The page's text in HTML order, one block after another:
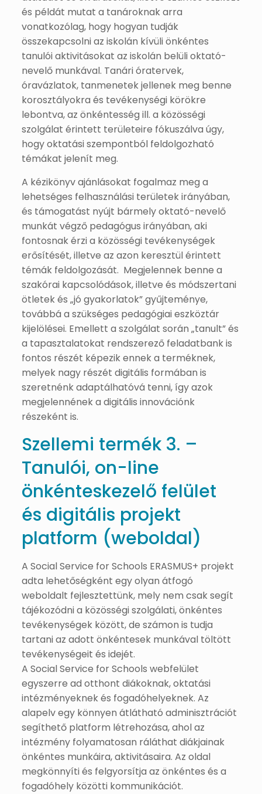
és példát mutat a tanároknak arra
vonatkozólag, hogy hogyan tudják
összekapcsolni az iskolán kívüli önkéntes
tanulói aktivitásokat az iskolán belüli oktató-
nevelő munkával. Tanári óratervek,
óravázlatok, tanmenetek jellenek meg benne
korosztályokra és tevékenységi körökre
lebontva, az önkéntesség ill. a közösségi
szolgálat érintett területeire fókuszálva úgy,
hogy oktatási szempontból feldolgozható
témákat jelenít meg.
A kézikönyv ajánlásokat fogalmaz meg a
lehetséges felhasználási területek irányában,
és támogatást nyújt bármely oktató-nevelő
munkát végző pedagógus irányában, aki
fontosnak érzi a közösségi tevékenységek
erősítését, illetve az azon keresztül érintett
témák feldolgozását. Megjelennek benne a
szakórai kapcsolódások, illetve és módszertani
ötletek és „jó gyakorlatok” gyűjteménye,
továbbá a szükséges pedagógiai eszköztár
kijelölései. Emellett a szolgálat során „tanult” és
a tapasztalatokat rendszerező feladatbank is
fontos részét képezik ennek a terméknek,
melyek nagy részét digitális formában is
szeretnénk adaptálhatóvá tenni, így azok
megjelennének a digitális innovációnk
részeként is.
Szellemi termék 3. –
Tanulói, on-line
önkénteskezelő felület
és digitális projekt
platform (weboldal)
A Social Service for Schools ERASMUS+ projekt
adta lehetőségként egy olyan átfogó
weboldalt fejlesztettünk, mely nem csak segít
tájékozódni a közösségi szolgálati, önkéntes
tevékenységek között, de számon is tudja
tartani az adott önkéntesek munkával töltött
tevékenységeit és idejét.
A Social Service for Schools webfelület
egyszerre ad otthont diákoknak, oktatási
intézményeknek és fogadóhelyeknek. Az
alapelv egy könnyen átlátható adminisztrációt
segíthető platform létrehozása, ahol az
intézmény folyamatosan ráláthat diákjainak
önkéntes munkáira, aktivitásaira. Az oldal
megkönnyíti és felgyorsítja az önkéntes és a
fogadóhely közötti kommunikációt.